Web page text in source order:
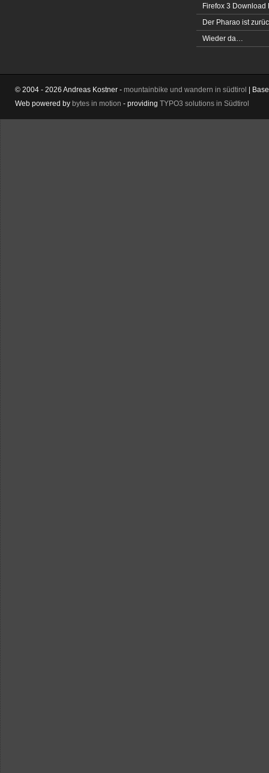
Firefox 3 Download
Der Pharao ist
Wieder da…
© 2004 - 2026 Andreas Kostner - mountainbike und wandern in südtirol |
Web powered by bytes in motion - providing TYPO3 solutions in Südtirol